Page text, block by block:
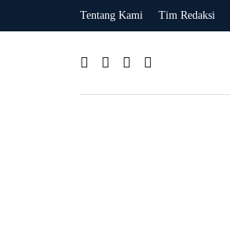
Tentang Kami Tim Redaksi